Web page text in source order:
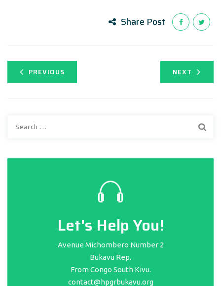
Share Post
PREVIOUS NEXT
Let's Help You!
Avenue Michombero Number 2
Bukavu Rep.
From Congo South Kivu.
contact@hpgrbukavu.org